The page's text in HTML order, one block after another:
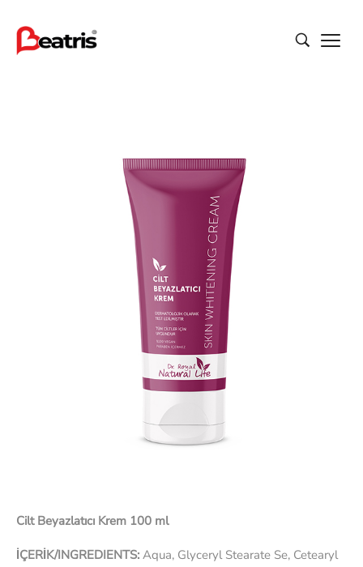
Cilt Beyazlatıcı Krem 100 ml
İÇERİK/INGREDIENTS: Aqua, Glyceryl Stearate Se, Cetearyl